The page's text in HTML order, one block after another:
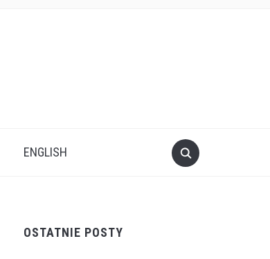
ENGLISH
OSTATNIE POSTY